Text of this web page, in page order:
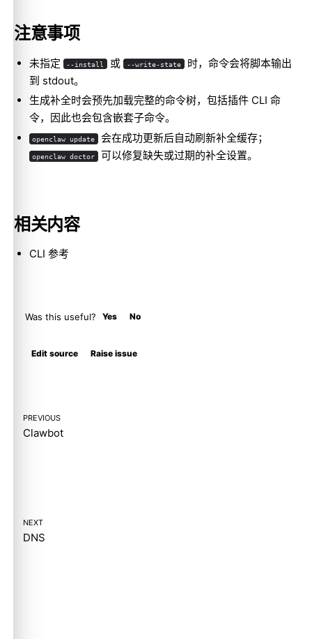
注意事项
未指定 --install 或 --write-state 时，命令会将脚本输出
到 stdout。
生成补全时会预先加载完整的命令树，包括插件 CLI 命
令，因此也会包含嵌套子命令。
openclaw update 会在成功更新后自动刷新补全缓存；
openclaw doctor 可以修复缺失或过期的补全设置。
相关内容
CLI 参考
Was this useful? Yes No
Edit source Raise issue
PREVIOUS
Clawbot
NEXT
DNS